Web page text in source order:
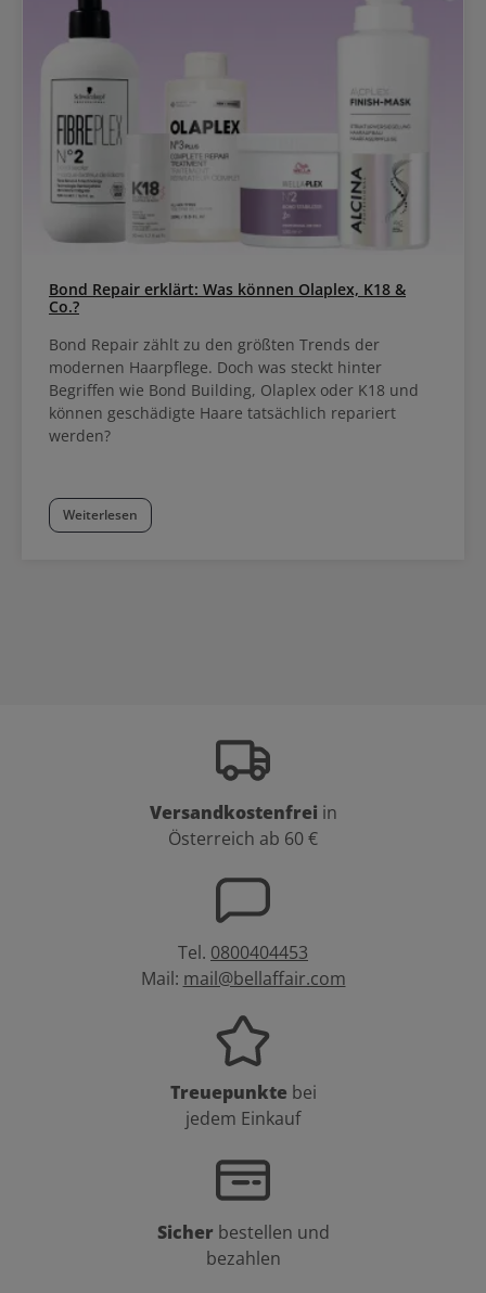
Bond Repair erklärt: Was können Olaplex, K18 &
Co.?
Bond Repair zählt zu den größten Trends der
modernen Haarpflege. Doch was steckt hinter
Begriffen wie Bond Building, Olaplex oder K18 und
können geschädigte Haare tatsächlich repariert
werden?
Weiterlesen
Versandkostenfrei in
Österreich ab 60 €
Tel. 0800404453
Mail: mail@bellaffair.com
Treuepunkte bei
jedem Einkauf
Sicher bestellen und
bezahlen